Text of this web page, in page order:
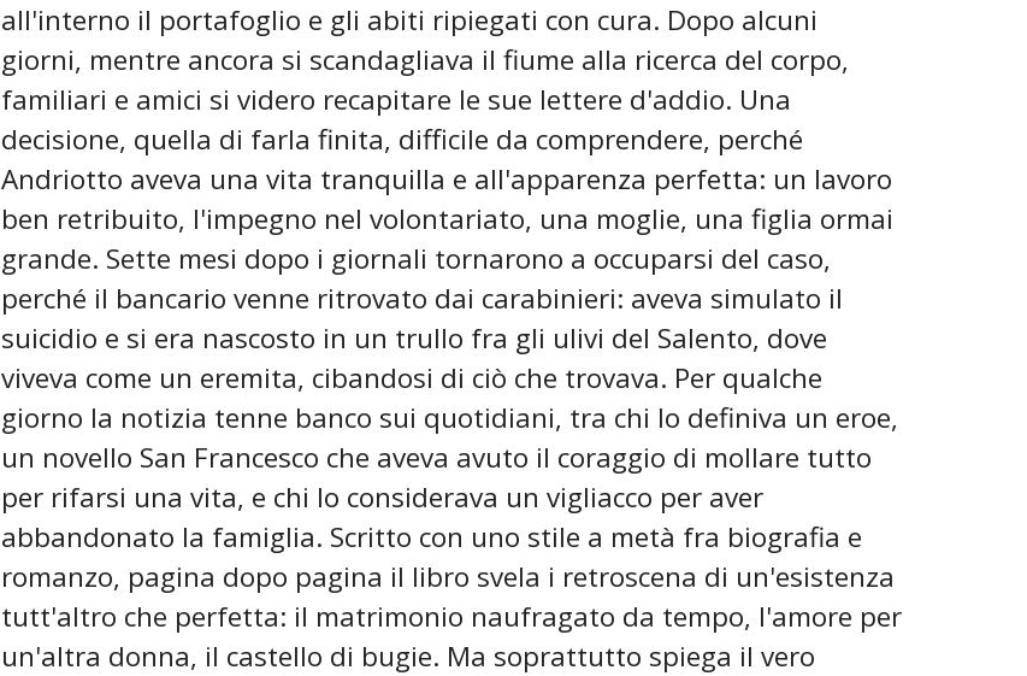
all'interno il portafoglio e gli abiti ripiegati con cura. Dopo alcuni
giorni, mentre ancora si scandagliava il fiume alla ricerca del corpo,
familiari e amici si videro recapitare le sue lettere d'addio. Una
decisione, quella di farla finita, difficile da comprendere, perché
Andriotto aveva una vita tranquilla e all'apparenza perfetta: un lavoro
ben retribuito, l'impegno nel volontariato, una moglie, una figlia ormai
grande. Sette mesi dopo i giornali tornarono a occuparsi del caso,
perché il bancario venne ritrovato dai carabinieri: aveva simulato il
suicidio e si era nascosto in un trullo fra gli ulivi del Salento, dove
viveva come un eremita, cibandosi di ciò che trovava. Per qualche
giorno la notizia tenne banco sui quotidiani, tra chi lo definiva un eroe,
un novello San Francesco che aveva avuto il coraggio di mollare tutto
per rifarsi una vita, e chi lo considerava un vigliacco per aver
abbandonato la famiglia. Scritto con uno stile a metà fra biografia e
romanzo, pagina dopo pagina il libro svela i retroscena di un'esistenza
tutt'altro che perfetta: il matrimonio naufragato da tempo, l'amore per
un'altra donna, il castello di bugie. Ma soprattutto spiega il vero